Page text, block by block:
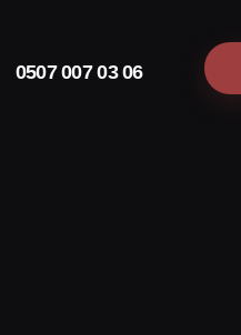
0507 007 03 06